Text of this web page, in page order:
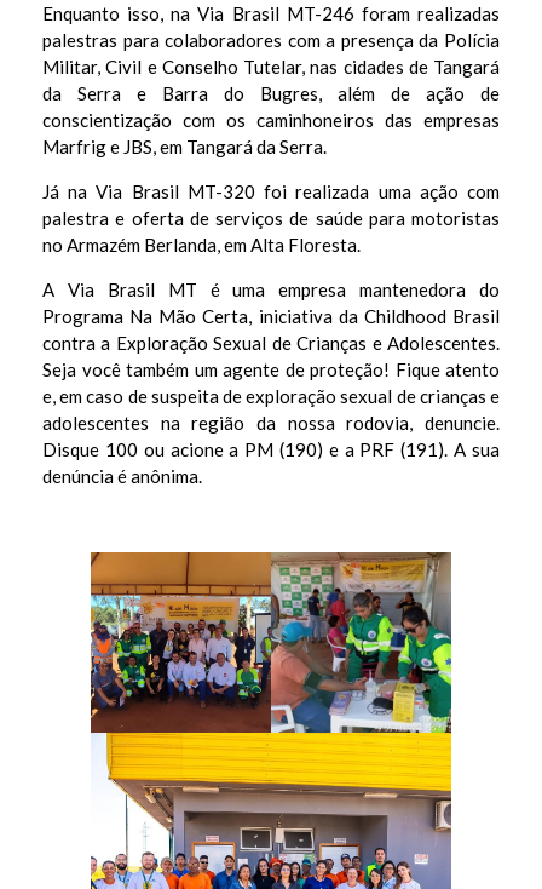
e
a
l
i
z
a
a
ç
õ
e
s
d
e
Enquanto isso, na Via Brasil MT-246 foram realizadas
palestras para colaboradores com a presença da Polícia
Militar, Civil e Conselho Tutelar, nas cidades de Tangará
da Serra e Barra do Bugres, além de ação de
conscientização com os caminhoneiros das empresas
Marfrig e JBS, em Tangará da Serra.
Já na Via Brasil MT-320 foi realizada uma ação com
palestra e oferta de serviços de saúde para motoristas
no Armazém Berlanda, em Alta Floresta.
A Via Brasil MT é uma empresa mantenedora do
Programa Na Mão Certa, iniciativa da Childhood Brasil
contra a Exploração Sexual de Crianças e Adolescentes.
Seja você também um agente de proteção! Fique atento
e, em caso de suspeita de exploração sexual de crianças e
adolescentes na região da nossa rodovia, denuncie.
Disque 100 ou acione a PM (190) e a PRF (191). A sua
denúncia é anônima.